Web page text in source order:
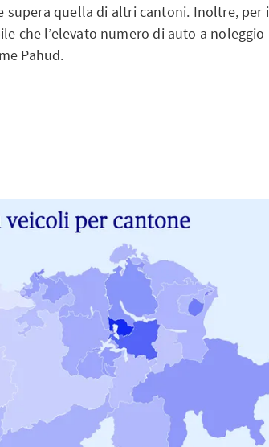
supera quella di altri cantoni. Inoltre, per
che l’elevato numero di auto a noleggio
Pahud.